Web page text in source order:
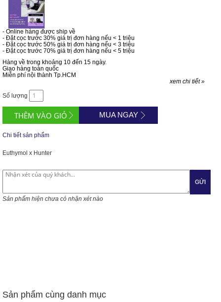
- Online hàng được ship về
- Đặt cọc trước 30% giá trị đơn hàng nếu < 1 triệu
- Đặt cọc trước 50% giá trị đơn hàng nếu < 3 triệu
- Đặt cọc trước 70% giá trị đơn hàng nếu < 5 triệu
Hàng về trong khoảng 10 đến 15 ngày.
Giao hàng toàn quốc
Miễn phí nội thành Tp.HCM
xem chi tiết »
Số lượng
MUA NGAY
Chi tiết sản phẩm
Euthymol x Hunter
GỬI
Sản phẩm hiện chưa có nhận xét nào
Sản phẩm cùng danh mục